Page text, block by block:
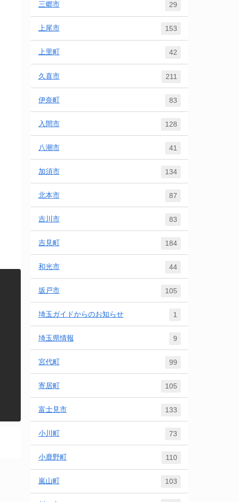
三郷市 29
上尾市 153
上里町 42
久喜市 211
伊奈町 83
入間市 128
八潮市 41
加須市 134
北本市 87
吉川市 83
吉見町 184
和光市 44
坂戸市 105
埼玉ガイドからのお知らせ 1
埼玉県情報 9
宮代町 99
寄居町 105
富士見市 133
小川町 73
小鹿野町 110
嵐山町 103